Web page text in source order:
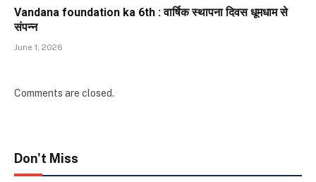
Vandana foundation ka 6th : वार्षिक स्थापना दिवस धूमधाम से
संपन्न
June 1, 2026
Comments are closed.
Don't Miss